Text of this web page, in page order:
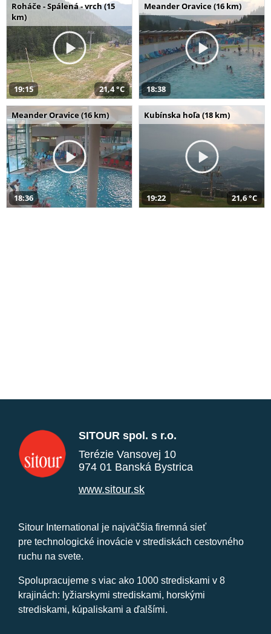
Roháče - Spálená - vrch (15
km)
19:15 21,4 °C
Meander Oravice (16 km)
18:38
Meander Oravice (16 km)
18:36
Kubínska hoľa (18 km)
19:22 21,6 °C
SITOUR spol. s r.o.
Terézie Vansovej 10
974 01 Banská Bystrica
www.sitour.sk
Sitour International je najväčšia firemná sieť
pre technologické inovácie v strediskách cestovného
ruchu na svete.
Spolupracujeme s viac ako 1000 strediskami v 8
krajinách: lyžiarskymi strediskami, horskými
strediskami, kúpaliskami a ďalšími.